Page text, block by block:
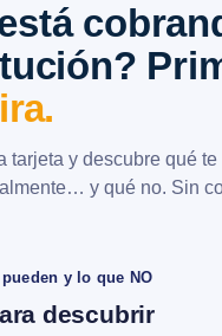
tarjeta y descubre qué
y qué no. Sin
y lo que NO
descubrir